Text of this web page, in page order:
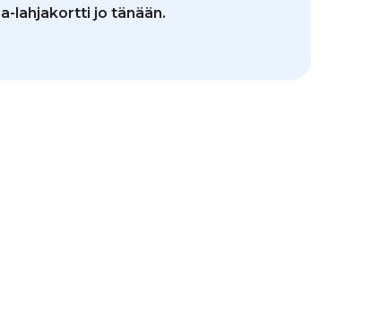
lahjakortti jo tänään.